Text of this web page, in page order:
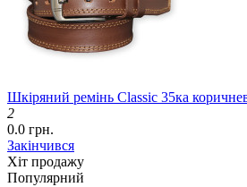
Шкіряний ремінь Classic 35ка
2
0.0 грн.
Закінчився
Хіт продажу
Популярний